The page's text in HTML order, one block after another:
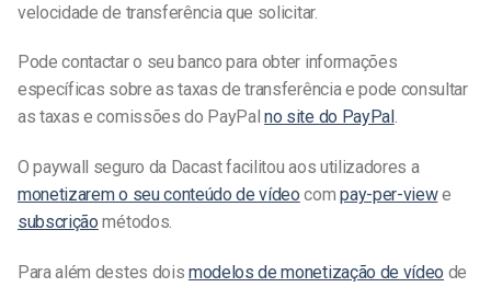
velocidade de transferência que solicitar.
Pode contactar o seu banco para obter informações
específicas sobre as taxas de transferência e pode consultar
as taxas e comissões do PayPalno site do PayPal .
O paywall seguro da Dacast facilitou aos utilizadores a
monetizarem o seu conteúdo de vídeo compay-per-viewe
subscrição métodos.
Para além destes dois modelos de monetização de vídeo de